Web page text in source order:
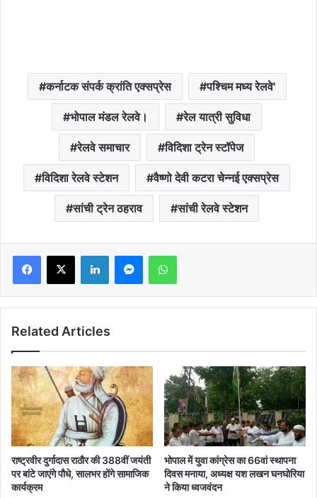
कर्नाटक संपर्क क्रांति एक्सप्रेस पश्चिम मध्य रेलवे'
भोपाल मंडल रेलवे। रेल यात्री सुविधा
रेलवे समाचार विदिशा ट्रेन स्टॉपेज
विदिशा रेलवे स्टेशन वैष्णो देवी कटरा चेन्नई एक्सप्रेस
सांची ट्रेन ठहराव सांची रेलवे स्टेशन
LinkedInMessengerWhatsApp
Related Articles
राष्ट्रवीर दुर्गादास राठौर की 388वीं जयंती
पर बांटे जाएंगे पौधे, सालभर होंगे सामाजिक
कार्यक्रम
भोपाल में युवा कांग्रेस का 66वां स्थापना
दिवस मनाया, अध्यक्ष यश लखन घनघोरिया
ने किया ध्वजवंदन